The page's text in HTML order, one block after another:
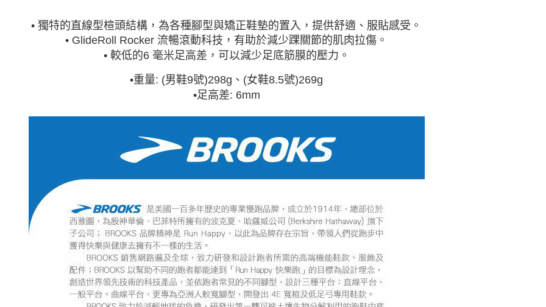
• 獨特的直線型楦頭結構，為各種腳型與矯正鞋墊的置入，提供舒適、服貼感受。
• GlideRoll Rocker 流暢滾動科技，有助於減少踝關節的肌肉拉傷。
• 較低的6 毫米足高差，可以減少足底筋膜的壓力 。
•重量: (男鞋9號)298g、(女鞋8.5號)269g
•足高差: 6mm